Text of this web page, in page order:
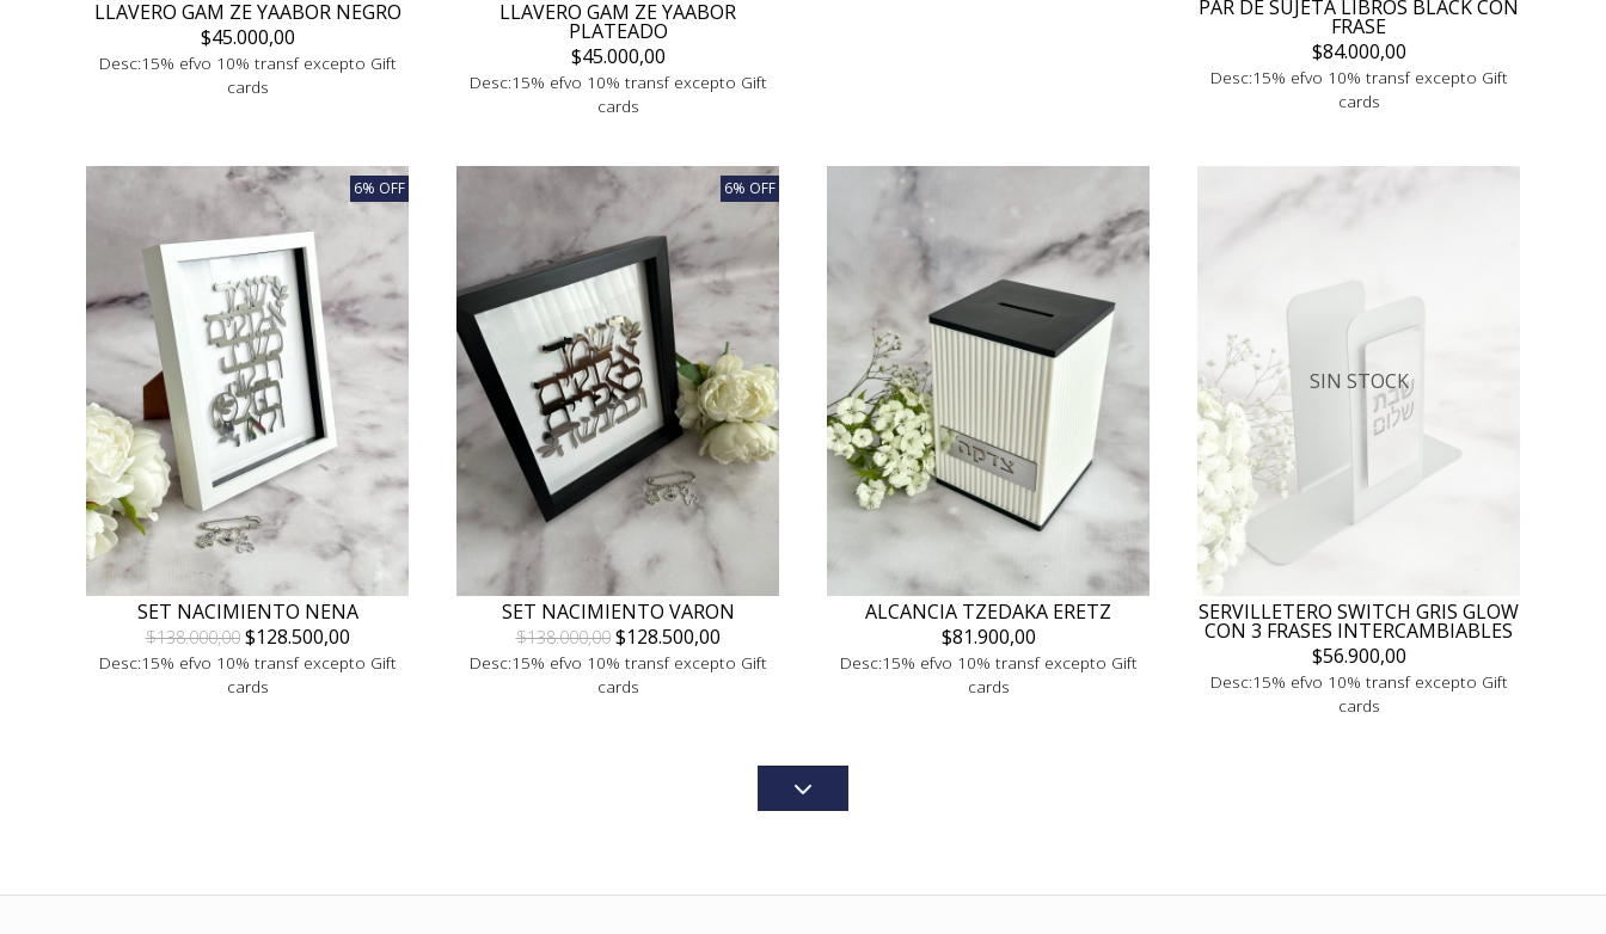
LLAVERO GAM ZE YAABOR NEGRO
$45.000,00
Desc:15% efvo 10% transf excepto Gift
cards
LLAVERO GAM ZE YAABOR
PLATEADO
$45.000,00
Desc:15% efvo 10% transf excepto Gift
cards
PAR DE SUJETA LIBROS BLACK CON
FRASE
$84.000,00
Desc:15% efvo 10% transf excepto Gift
cards
6% OFF
SET NACIMIENTO NENA
$138.000,00$128.500,00
Desc:15% efvo 10% transf excepto Gift
cards
6% OFF
SET NACIMIENTO VARON
$138.000,00$128.500,00
Desc:15% efvo 10% transf excepto Gift
cards
ALCANCIA TZEDAKA ERETZ
$81.900,00
Desc:15% efvo 10% transf excepto Gift
cards
SIN STOCK
SERVILLETERO SWITCH GRIS GLOW
CON 3 FRASES INTERCAMBIABLES
$56.900,00
Desc:15% efvo 10% transf excepto Gift
cards